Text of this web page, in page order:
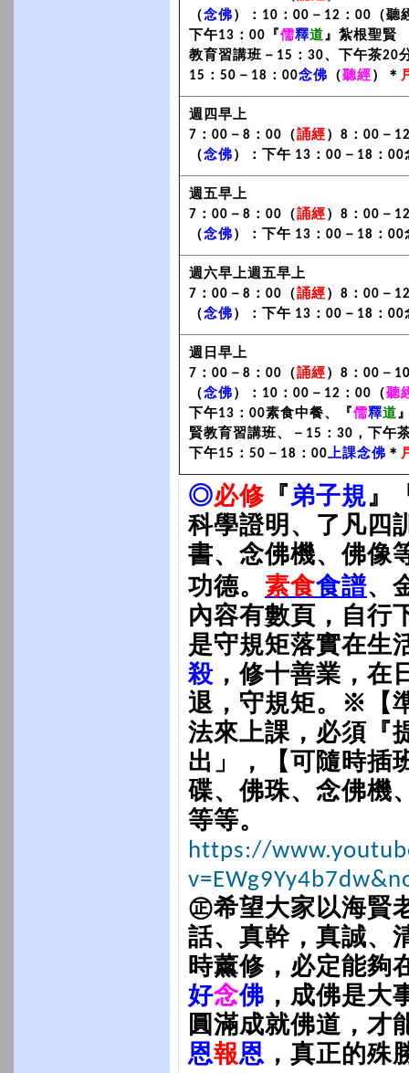
（ 念佛 ）：10：00－12：00（聽
下午13：00『 儒釋道』紮根聖賢
教育習講班－15：30、下午茶20
15：50－18：00念佛 （ 聽經 ）＊
週四早上
7：00－8：00（ 誦經 ）8：00－
（ 念佛 ）：下午 13：00－18：00
週五早上
7：00－8：00（ 誦經 ）8：00－
（ 念佛 ）：下午 13：00－18：00
週六早上週五早上
7：00－8：00（ 誦經 ）8：00－
（ 念佛 ）：下午 13：00－18：00
週日早上
7：00－8：00（ 誦經 ）8：00－
（ 念佛 ）：10：00－12：00（ 聽
下午13：00素食中餐、『 儒釋道
賢教育習講班、－15：30，下午
下午15：50－18：00上課念佛 ＊
◎必修 『 弟子規』
科學證明、了凡四
書、念佛機、佛像
功德。 素食食譜、
內容有數頁，自行
是守規矩落實在生
殺 ，修十善業，在
退，守規矩。※【
法來上課，必須『
出」，【可隨時插
碟、佛珠、念佛機
等等。
https://
㊣希望大家以海賢
話、真幹，真誠、
時薰修，必定能夠
好念佛 ，成佛是大
圓滿成就佛道，才
恩報恩 ，真正的殊